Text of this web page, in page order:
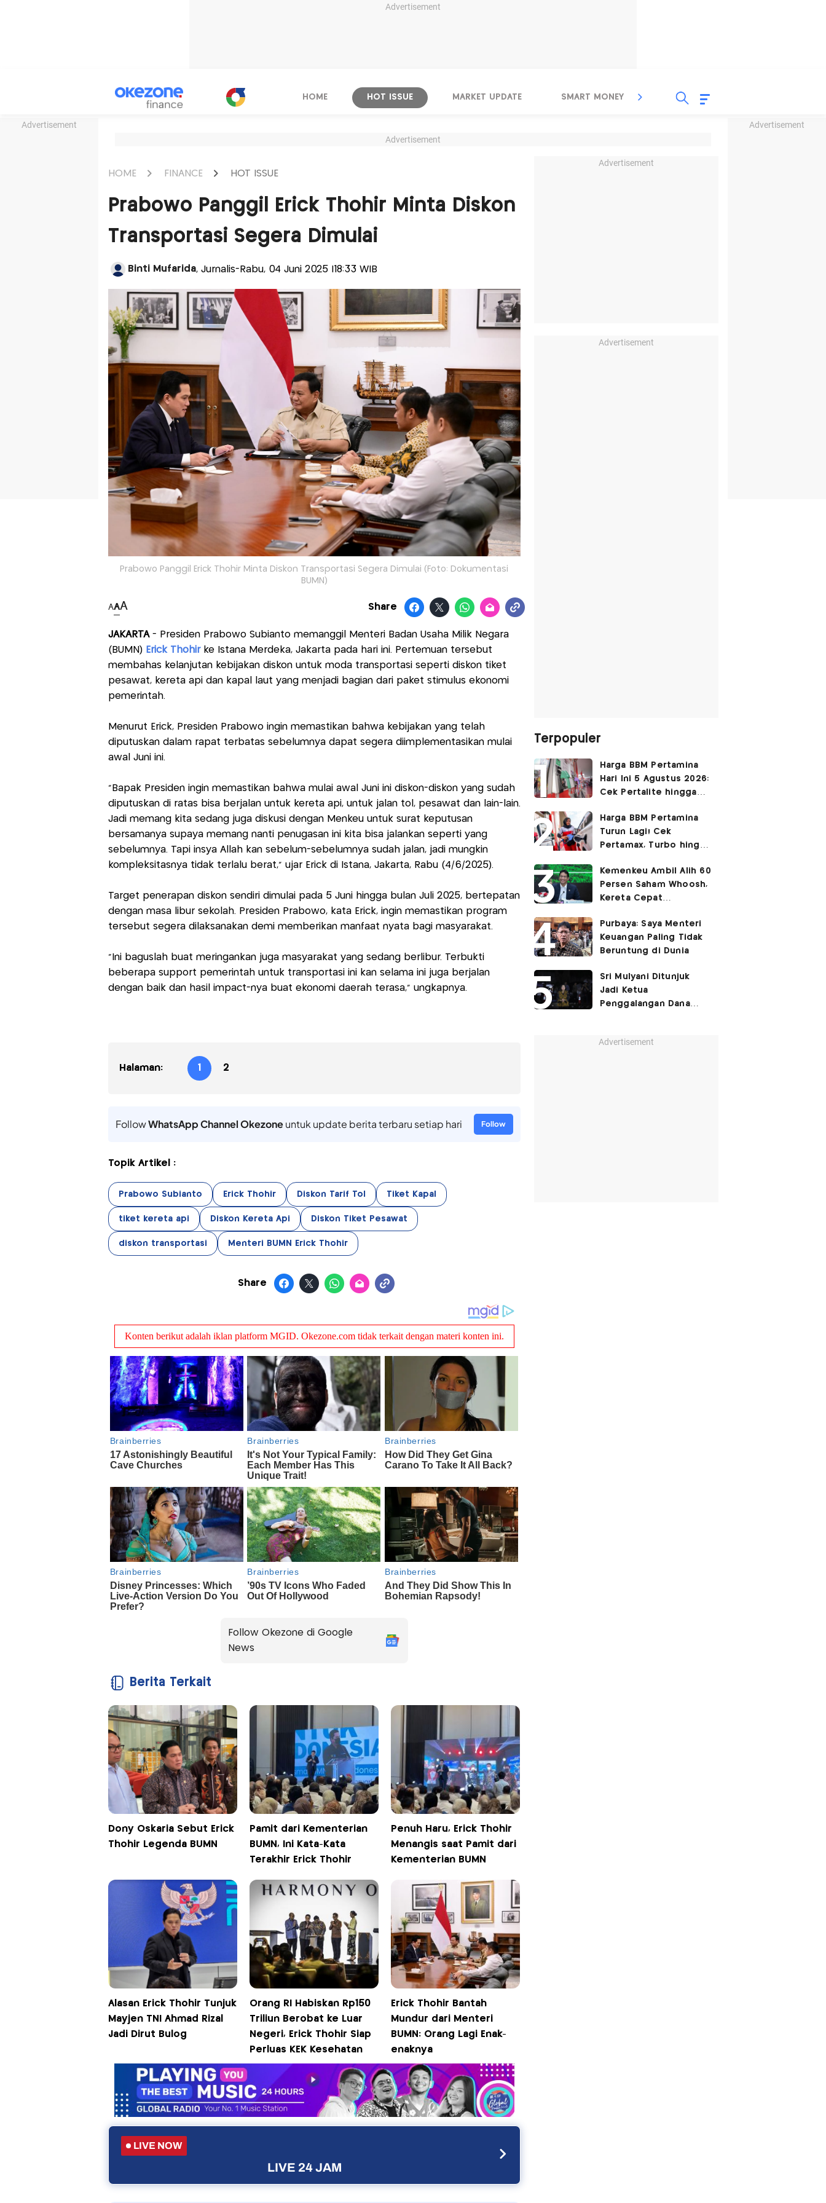
Advertisement
Advertisement Advertisement
HOME HOT ISSUE MARKET UPDATE SMART MONEY INSPIRASI BISNIS
Advertisement
HOME FINANCE HOT ISSUE
Prabowo Panggil Erick Thohir Minta Diskon
Transportasi Segera Dimulai
Binti Mufarida, Jurnalis-Rabu, 04 Juni 2025 |18:33 WIB
Prabowo Panggil Erick Thohir Minta Diskon Transportasi Segera Dimulai (Foto: Dokumentasi
BUMN)
AAA Share
JAKARTA- Presiden Prabowo Subianto memanggil Menteri Badan Usaha Milik Negara
(BUMN) Erick Thohirke Istana Merdeka, Jakarta pada hari ini. Pertemuan tersebut
membahas kelanjutan kebijakan diskon untuk moda transportasi seperti diskon tiket
pesawat, kereta api dan kapal laut yang menjadi bagian dari paket stimulus ekonomi
pemerintah.
Menurut Erick, Presiden Prabowo ingin memastikan bahwa kebijakan yang telah
diputuskan dalam rapat terbatas sebelumnya dapat segera diimplementasikan mulai
awal Juni ini.
“Bapak Presiden ingin memastikan bahwa mulai awal Juni ini diskon-diskon yang sudah
diputuskan di ratas bisa berjalan untuk kereta api, untuk jalan tol, pesawat dan lain-lain.
Jadi memang kita sedang juga diskusi dengan Menkeu untuk surat keputusan
bersamanya supaya memang nanti penugasan ini kita bisa jalankan seperti yang
sebelumnya. Tapi insya Allah kan sebelum-sebelumnya sudah jalan, jadi mungkin
kompleksitasnya tidak terlalu berat,” ujar Erick di Istana, Jakarta, Rabu (4/6/2025).
Target penerapan diskon sendiri dimulai pada 5 Juni hingga bulan Juli 2025, bertepatan
dengan masa libur sekolah. Presiden Prabowo, kata Erick, ingin memastikan program
tersebut segera dilaksanakan demi memberikan manfaat nyata bagi masyarakat.
“Ini baguslah buat meringankan juga masyarakat yang sedang berlibur. Terbukti
beberapa support pemerintah untuk transportasi ini kan selama ini juga berjalan
dengan baik dan hasil impact-nya buat ekonomi daerah terasa,” ungkapnya.
Halaman: 1 2
FollowWhatsApp Channel Okezoneuntuk update berita terbaru setiap hari Follow
Topik Artikel :
Prabowo Subianto Erick Thohir Diskon Tarif Tol Tiket Kapal
tiket kereta api Diskon Kereta Api Diskon Tiket Pesawat
diskon transportasi Menteri BUMN Erick Thohir
Share
Follow Okezone di Google
News
Berita Terkait
Dony Oskaria Sebut Erick
Thohir Legenda BUMN
Pamit dari Kementerian
BUMN, Ini Kata-Kata
Terakhir Erick Thohir
Penuh Haru, Erick Thohir
Menangis saat Pamit dari
Kementerian BUMN
Alasan Erick Thohir Tunjuk
Mayjen TNI Ahmad Rizal
Jadi Dirut Bulog
Orang RI Habiskan Rp150
Triliun Berobat ke Luar
Negeri, Erick Thohir Siap
Perluas KEK Kesehatan
Erick Thohir Bantah
Mundur dari Menteri
BUMN: Orang Lagi Enak-
enaknya
LIVE NOW
LIVE 24 JAM
Advertisement
Advertisement
Terpopuler
Harga BBM Pertamina
Hari Ini 5 Agustus 2026:
Cek Pertalite hingga
Turun
Harga BBM Pertamina
Turun Lagi! Cek
Pertamax, Turbo hingga
Agustus 2026
Kemenkeu Ambil Alih 60
Persen Saham Whoosh,
Kereta Cepat
Surabaya
Purbaya: Saya Menteri
Keuangan Paling Tidak
Beruntung di Dunia
Sri Mulyani Ditunjuk
Jadi Ketua
Penggalangan Dana
Advertisement